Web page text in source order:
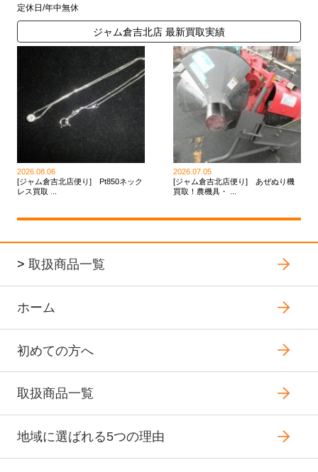
定休日/年中無休
ジャム倉吉北店 最新買取実績
2026.08.06
[ジャム倉吉北店便り] Pt850ネック
レス買取 ...
2026.07.05
[ジャム倉吉北店便り] あぜぬり機
買取！農機具・ ...
> 取扱商品一覧
ホーム
初めての方へ
取扱商品一覧
地域に選ばれる5つの理由